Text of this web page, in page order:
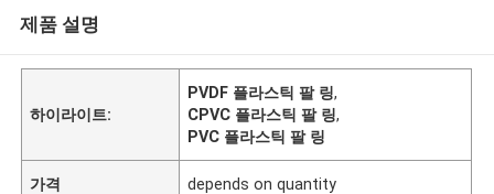
제품 설명
하이라이트:
PVDF 플라스틱 팔 링,
CPVC 플라스틱 팔 링,
PVC 플라스틱 팔 링
가격 depends on quantity